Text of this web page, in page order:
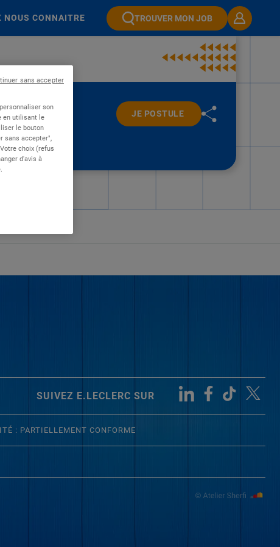
NOUS CONNAITRE TROUVER MON JOB
JE POSTULE
SUIVEZ E.LECLERC SUR
: PARTIELLEMENT CONFORME
son
en utilisant le
le bouton
sans accepter",
choix (refus
d'avis à
sans accepter